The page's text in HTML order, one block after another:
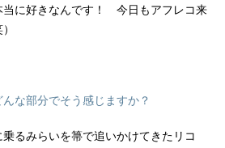
に好きなんです！ 今日もアフレコ来
な部分でそう感じますか？
るみらいを箒で追いかけてきたリコ